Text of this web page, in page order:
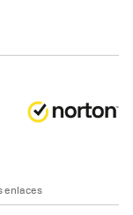
enlaces